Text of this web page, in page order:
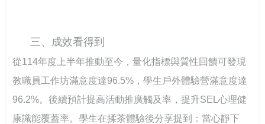
三、成效看得到
從114年度上半年推動至今，量化指標與質性回饋可發現
教職員工作坊滿意度達96.5%，學生戶外體驗營滿意度達
96.2%。後續預計提高活動推廣觸及率，提升SEL心理健
康識能覆蓋率。學生在揉茶體驗後分享提到：當心靜下